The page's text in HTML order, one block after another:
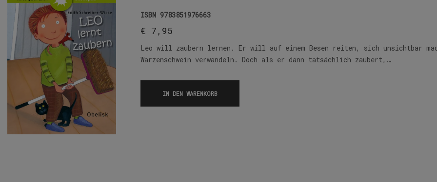
ISBN 9783851976663
€ 7,95
Leo will zaubern lernen. Er will auf einem Besen reiten, sich unsichtbar
Warzenschwein verwandeln. Doch als er dann tatsächlich zaubert,…
IN DEN WARENKORB